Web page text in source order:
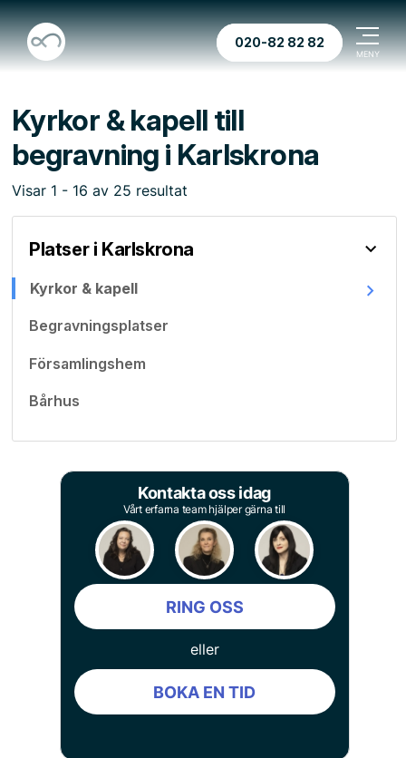
020-82 82 82
Kyrkor & kapell till
begravning i Karlskrona
Visar 1 - 16 av 25 resultat
Platser i Karlskrona
Kyrkor & kapell
Begravningsplatser
Församlingshem
Bårhus
Kontakta oss idag
Vårt erfarna team hjälper gärna till
RING OSS
eller
BOKA EN TID